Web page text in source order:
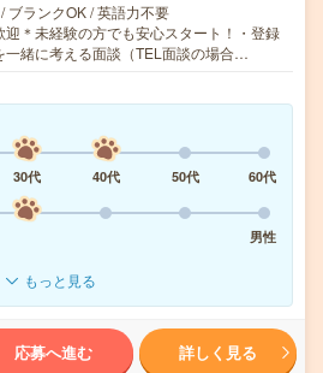
ブランクOK / 英語力不要
迎＊未経験の方でも安心スタート！・登録
一緒に考える面談（TEL面談の場合…
30代 40代 50代
60代
男性
もっと見る
応募へ進む 詳しく見る